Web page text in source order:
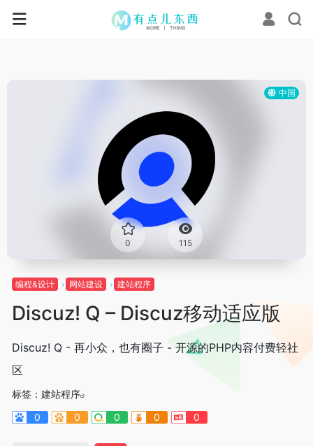
中国
0 115
编程&设计 网站建设 建站程序
Discuz! Q – Discuz移动适应版
Discuz! Q - 再小众，也有圈子 - 开源的PHP内容付费轻社
区
标签： 建站程序
0
0 0 0 0